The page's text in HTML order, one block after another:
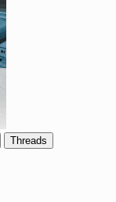
Threads